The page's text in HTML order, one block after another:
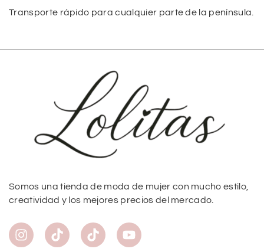
Transporte rápido para cualquier parte de la península.
Somos una tienda de moda de mujer con mucho estilo,
creatividad y los mejores precios del mercado.